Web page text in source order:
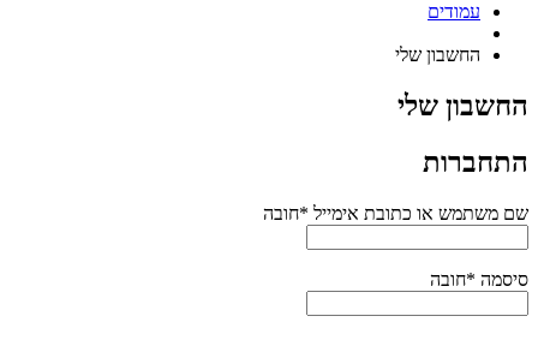
עמודים
החשבון שלי
החשבון שלי
התחברות
שם משתמש או כתובת אימייל *חובה
סיסמה *חובה